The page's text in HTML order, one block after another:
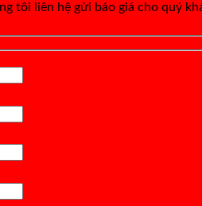
tôi liên hệ gửi báo giá cho quý